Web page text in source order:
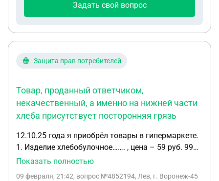
обязана оплачивать чужой косяк Далее : после
товара отправили доставкой и нашли сразу же
Задать свой вопрос
Защита прав потребителей
Товар, проданный ответчиком,
некачественный, а именно на нижней части
хлеба присутствует посторонняя грязь
12.10.25 года я приобрёл товары в гипермаркете.
1. Изделие хлебобулочное……. , цена – 59 руб. 99
коп. Товар, проданный ответчиком,
Показать полностью
09 февраля, 21:42, вопрос №4852194, Лев, г. Воронеж-45